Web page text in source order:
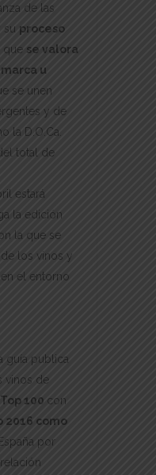
de las
su proceso
que se valora
u
se unen
y de
la D.O.Ca.
total de
estará
la edición
la que se
los vinos y
el entorno
guía publica
vinos de
Top 100 con
2016 como
por